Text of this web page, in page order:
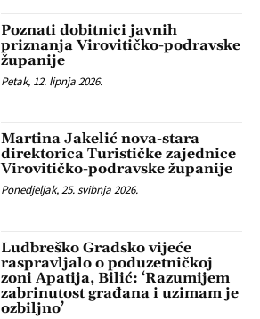
Poznati dobitnici javnih
priznanja Virovitičko-podravske
županije
Petak, 12. lipnja 2026.
Martina Jakelić nova-stara
direktorica Turističke zajednice
Virovitičko-podravske županije
Ponedjeljak, 25. svibnja 2026.
Ludbreško Gradsko vijeće
raspravljalo o poduzetničkoj
zoni Apatija, Bilić: ‘Razumijem
zabrinutost građana i uzimam je
ozbiljno’